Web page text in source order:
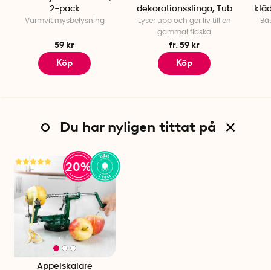
2-pack
Varmvit mysbelysning
59 kr
Köp
dekorationsslinga, Tub
Lyser upp och ger liv till en
gammal flaska
fr. 59 kr
Köp
Du har nyligen tittat på
20%
Äppelskalare